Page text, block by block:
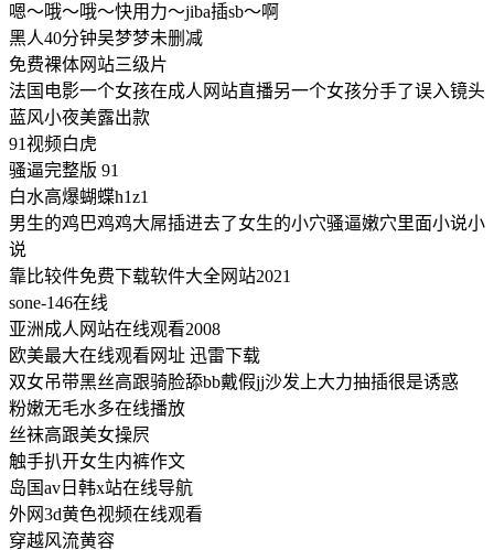
嗯～哦～哦～快用力～jiba插sb～啊
黑人40分钟吴梦梦未删减
免费裸体网站三级片
法国电影一个女孩在成人网站直播另一个女孩分手了误入镜头
蓝风小夜美露出款
91视频白虎
骚逼完整版 91
白水高爆蝴蝶h1z1
男生的鸡巴鸡鸡大屌插进去了女生的小穴骚逼嫩穴里面小说小
说
靠比较件免费下载软件大全网站2021
sone-146在线
亚洲成人网站在线观看2008
欧美最大在线观看网址 迅雷下载
双女吊带黑丝高跟骑脸舔bb戴假jj沙发上大力抽插很是诱惑
粉嫩无毛水多在线播放
丝袜高跟美女操屄
触手扒开女生内裤作文
岛国av日韩x站在线导航
外网3d黄色视频在线观看
穿越风流黄容